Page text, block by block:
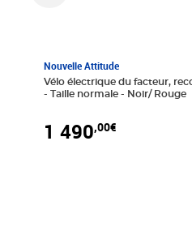
Nouvelle Attitude
Vélo électrique du facteur,
- Taille normale - Noir/ Rouge
1 490,00€